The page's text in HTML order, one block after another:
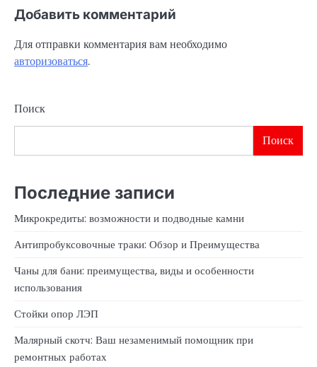
Добавить комментарий
Для отправки комментария вам необходимо
авторизоваться.
Поиск
Поиск
Последние записи
Микрокредиты: возможности и подводные камни
Антипробуксовочные траки: Обзор и Преимущества
Чаны для бани: преимущества, виды и особенности
использования
Стойки опор ЛЭП
Малярный скотч: Ваш незаменимый помощник при
ремонтных работах